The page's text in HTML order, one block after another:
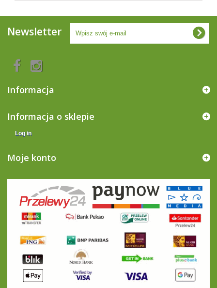
Newsletter
Informacja
Informacja o sklepie
Log in
Moje konto